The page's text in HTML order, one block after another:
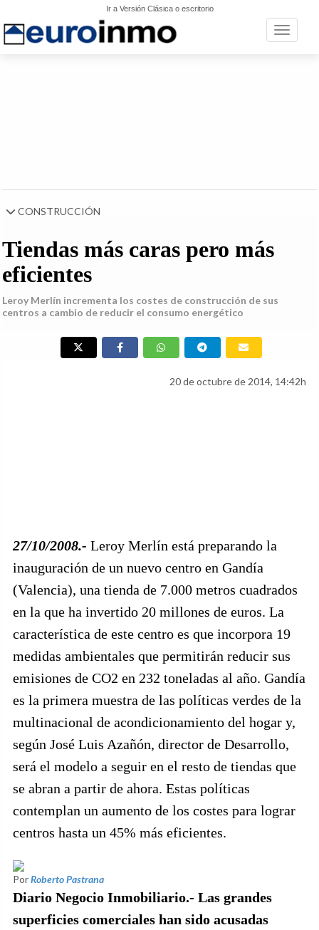
Ir a Versión Clásica o escritorio
Toggle
CONSTRUCCIÓN
Tiendas más caras pero más
eficientes
Leroy Merlín incrementa los costes de construcción de sus
centros a cambio de reducir el consumo energético
20 de octubre de 2014, 14:42h
27/10/2008.- Leroy Merlín está preparando la
inauguración de un nuevo centro en Gandía
(Valencia), una tienda de 7.000 metros cuadrados
en la que ha invertido 20 millones de euros. La
característica de este centro es que incorpora 19
medidas ambientales que permitirán reducir sus
emisiones de CO2 en 232 toneladas al año. Gandía
es la primera muestra de las políticas verdes de la
multinacional de acondicionamiento del hogar y,
según José Luis Azañón, director de Desarrollo,
será el modelo a seguir en el resto de tiendas que
se abran a partir de ahora. Estas políticas
contemplan un aumento de los costes para lograr
centros hasta un 45% más eficientes.
PorRoberto Pastrana
Diario Negocio Inmobiliario.- Las grandes
superficies comerciales han sido acusadas